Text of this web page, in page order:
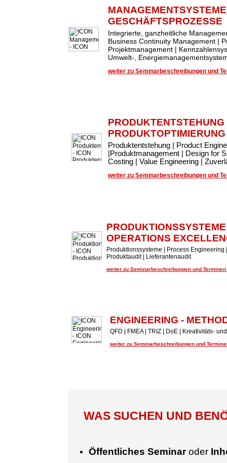
GESCHÄFTSPROZESSE
Integrierte, ganzheitliche
Business Continuity Management |
Projektmanagement |
Umwelt-,
weiter zu Seminarbeschreibungen und
PRODUKTENTSTEHUNG
PRODUKTOPTIMIERUNG
Produktentstehung | Product
|Produktmanagement | Design for
Costing | Value Engineering |
weiter zu Seminarbeschreibungen und
OPERATIONS
Produktionssysteme | Process
Produktaudit | Lieferantenaudit
weiter zu Seminarbeschreibungen und Terminen
ENGINEERING -
QFD | FMEA | TRIZ | DoE | Kreativitäts-
weiter zu Seminarbeschreibungen und
WAS SUCHEN UND
Öffentliches Seminaroder